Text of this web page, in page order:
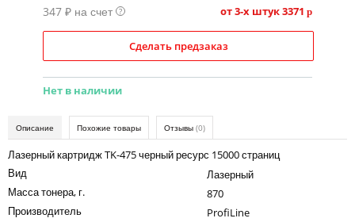
Epson
IBM
Kodak
Konica Minolta
Lexmark
347 ₽ на счет ? от 3-х штук3371 p
Сделать предзаказ
Нет в наличии
Описание Похожие товары Отзывы (0)
Лазерный картридж TK-475 черный ресурс 15000 страниц
Вид
Лазерный
Масса тонера, г.
870
Производитель
ProfiLine